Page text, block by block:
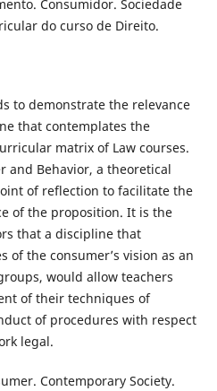
Consumidor. Sociedade
do curso de Direito.
to demonstrate the relevance
that contemplates the
matrix of Law courses.
and Behavior, a theoretical
of reflection to facilitate the
of the proposition. It is the
that a discipline that
of the consumer’s vision as an
would allow teachers
of their techniques of
of procedures with respect
legal.
Contemporary Society.